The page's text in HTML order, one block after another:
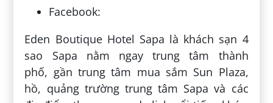
Facebook:
Eden Boutique Hotel Sapa là khách sạn 4
sao Sapa nằm ngay trung tâm thành
phố, gần trung tâm mua sắm Sun Plaza,
hồ, quảng trường trung tâm Sapa và các